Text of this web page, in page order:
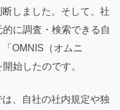
しました。そして、社
に調査・検索できる自
OMNIS（オムニ
始したのです。
、自社の社内規定や独